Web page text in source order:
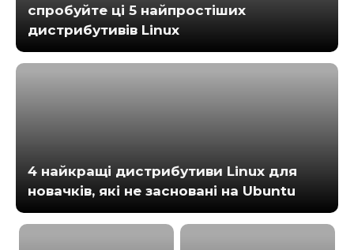
спробуйте ці 5 найпростіших
дистрибутивів Linux
4 найкращі дистрибутиви Linux для
новачків, які не засновані на Ubuntu